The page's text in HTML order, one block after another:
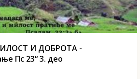
И ДОБРОТА -
Пс 23“ 3. део